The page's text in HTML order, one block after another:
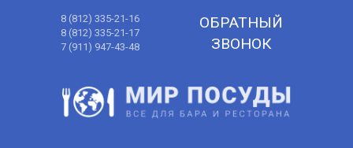
8 (812) 335-21-16
8 (812) 335-21-17
7 (911) 947-43-48
ОБРАТНЫЙ
ЗВОНОК